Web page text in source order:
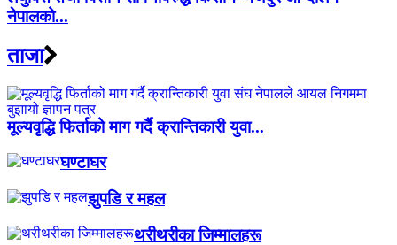
नेपालको...
ताजा
मूल्यवृद्धि फिर्ताको माग गर्दै क्रान्तिकारी युवा...
घण्टाघर
झुपडि र महल
थरीथरीका जिम्मालहरू